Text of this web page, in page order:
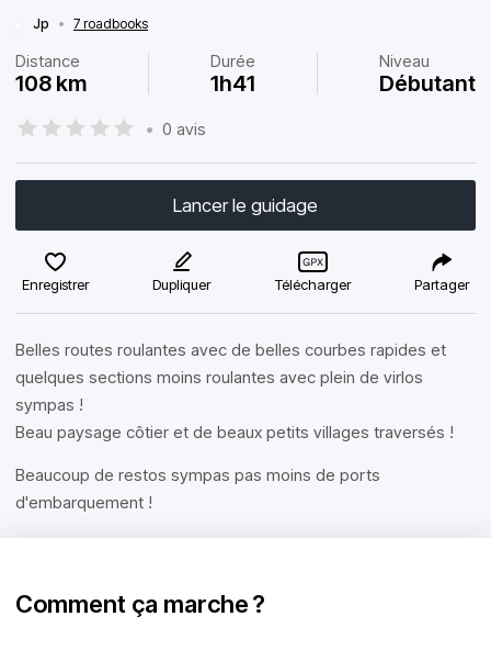
Jp • 7 roadbooks
Distance
108 km
Durée
1h41
Niveau
Débutant
• 0 avis
Lancer le guidage
Enregistrer Dupliquer Télécharger Partager
Belles routes roulantes avec de belles courbes rapides et
quelques sections moins roulantes avec plein de virlos
sympas !
Beau paysage côtier et de beaux petits villages traversés !
Beaucoup de restos sympas pas moins de ports
d'embarquement !
Comment ça marche ?